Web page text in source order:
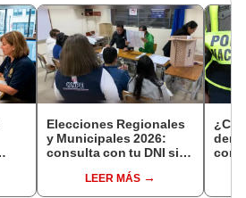
Elecciones Regionales
y Municipales 2026:
consulta con tu DNI si
de mesa para este 4 de
octubre en el link oficial
LEER MÁS
con